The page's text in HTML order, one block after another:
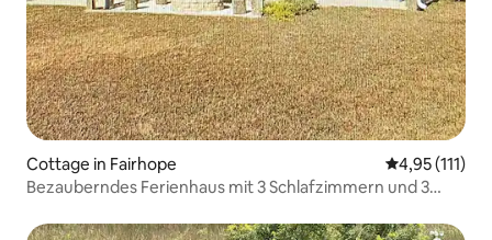
Cottage in Fairhope
4,95 (111)
Bezauberndes Ferienhaus mit 3 Schlafzimmern und 3